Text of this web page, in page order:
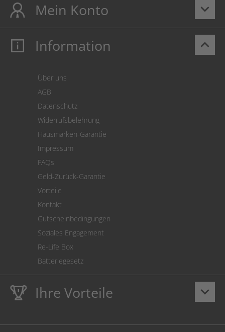
keyboard_arrow_down
Mein Konto
Mein Konto
Cookie Einstellungen
keyboard_arrow_up
Information
Über uns
AGB
Datenschutz
Widerrufsbelehrung
Hausmarken-Garantie
Impressum
FAQs
Geld-Zurück-Garantie
Vorteile
Kontakt
Gutscheinbedingungen
Soziales Engagement
Re-Life Box
Batteriegesetz
keyboard_arrow_down
Ihre Vorteile
LebenslangeHausmarke Garantieauf Toner und Tinte